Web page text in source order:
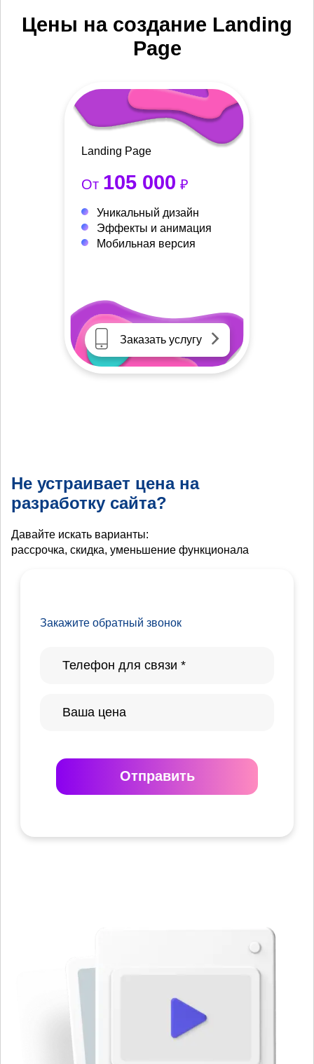
Цены на создание Landing
Page
Landing Page
От 105 000 ₽
Уникальный дизайн
Эффекты и анимация
Мобильная версия
Заказать услугу
Не устраивает цена на
разработку сайта?
Давайте искать варианты:
рассрочка, скидка, уменьшение функционала
Закажите обратный звонок
Отправить